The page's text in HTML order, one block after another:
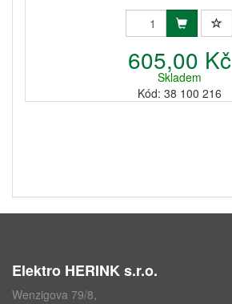
605,00 Kč
Skladem
Kód: 38 100 216
Elektro HERINK s.r.o.
Wenzigova 79/8,